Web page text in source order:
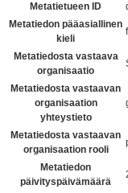
Metatietueen ID
Metatiedon pääasiallinen
kieli
Metatiedosta vastaava
organisaatio
Metatiedosta vastaavan
organisaation
yhteystieto
Metatiedosta vastaavan
organisaation rooli
Metatiedon
päivityspäivämäärä